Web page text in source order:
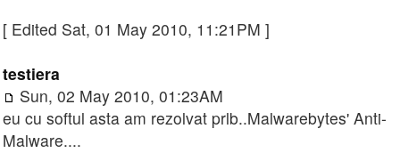
[ Edited Sat, 01 May 2010, 11:21PM ]
testiera
Sun, 02 May 2010, 01:23AM
eu cu softul asta am rezolvat prlb..Malwarebytes' Anti-
Malware....